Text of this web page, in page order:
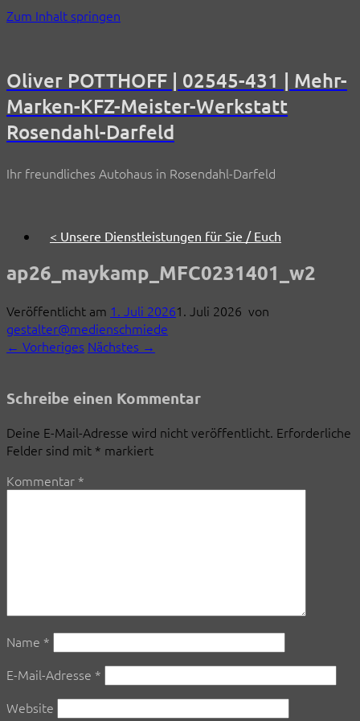
Zum Inhalt springen
Oliver POTTHOFF | 02545-431 | Mehr-
Marken-KFZ-Meister-Werkstatt
Rosendahl-Darfeld
Ihr freundliches Autohaus in Rosendahl-Darfeld
< Unsere Dienstleistungen für Sie / Euch
ap26_maykamp_MFC0231401_w2
Veröffentlicht am 1. Juli 20261. Juli 2026 von
gestalter@medienschmiede
← Vorheriges Nächstes →
Schreibe einen Kommentar
Deine E-Mail-Adresse wird nicht veröffentlicht. Erforderliche
Felder sind mit * markiert
Kommentar*
Name *
E-Mail-Adresse *
Website